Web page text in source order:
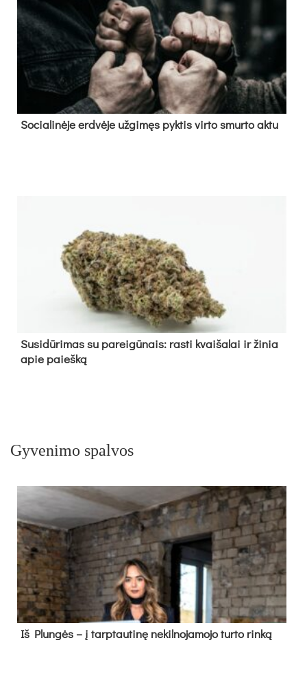
So­cia­li­nė­je erd­vė­je už­gi­męs pyk­tis vir­to smur­to ak­tu
Su­si­dū­ri­mas su pa­rei­gū­nais: ras­ti kvai­ša­lai ir ži­nia
apie paieš­ką
Gyvenimo spalvos
Iš Plungės – į tarptautinę nekilnojamojo turto rinką